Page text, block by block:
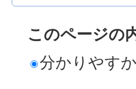
このページの
分かりやす